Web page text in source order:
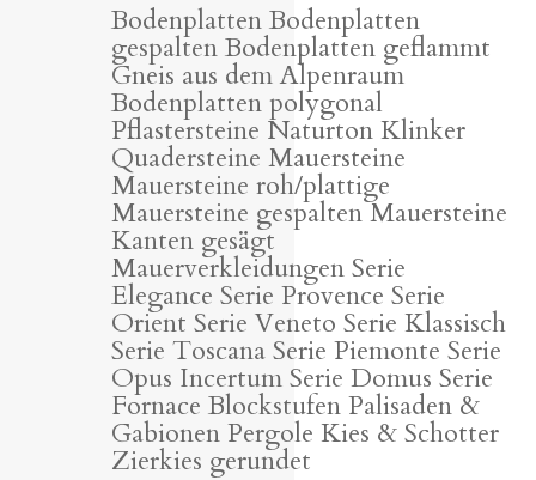
Bodenplatten Bodenplatten
gespalten Bodenplatten geflammt
Gneis aus dem Alpenraum
Bodenplatten polygonal
Pflastersteine Naturton Klinker
Quadersteine Mauersteine
Mauersteine roh/plattige
Mauersteine gespalten Mauersteine
Kanten gesägt
Mauerverkleidungen Serie
Elegance Serie Provence Serie
Orient Serie Veneto Serie Klassisch
Serie Toscana Serie Piemonte Serie
Opus Incertum Serie Domus Serie
Fornace Blockstufen Palisaden &
Gabionen Pergole Kies & Schotter
Zierkies gerundet